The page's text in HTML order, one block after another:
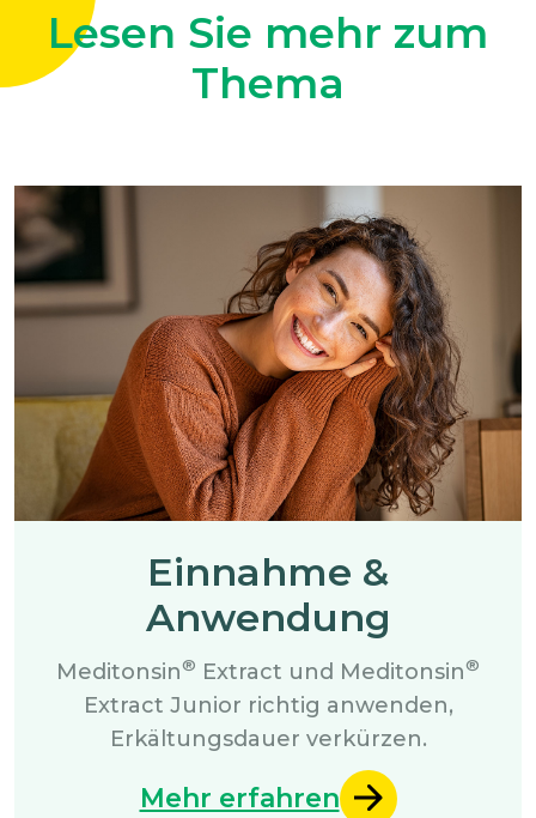
Lesen Sie mehr zum
Thema
Einnahme &
Anwendung
Meditonsin® Extract und Meditonsin®
Extract Junior richtig anwenden,
Erkältungsdauer verkürzen.
Mehr erfahren